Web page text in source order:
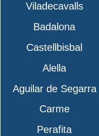
Viladecavalls
Badalona
Castellbisbal
Alella
Aguilar de Segarra
Carme
Perafita